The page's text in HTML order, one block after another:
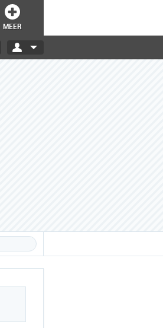
MEER